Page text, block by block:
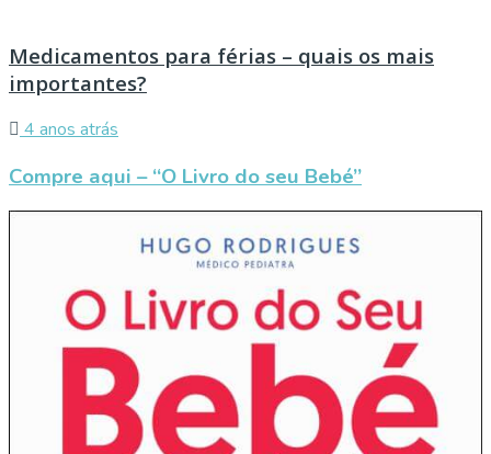
Medicamentos para férias – quais os mais
importantes?
4 anos atrás
Compre aqui – “O Livro do seu Bebé”